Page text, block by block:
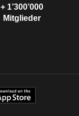
+ 1’300’000
Mitglieder